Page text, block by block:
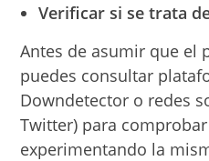
Verificar si se trata
Antes de asumir que el
puedes consultar
Downdetector o redes
Twitter) para
experimentando la